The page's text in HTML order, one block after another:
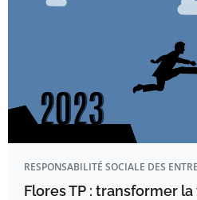
RESPONSABILITÉ SOCIALE DES
Flores TP : transformer